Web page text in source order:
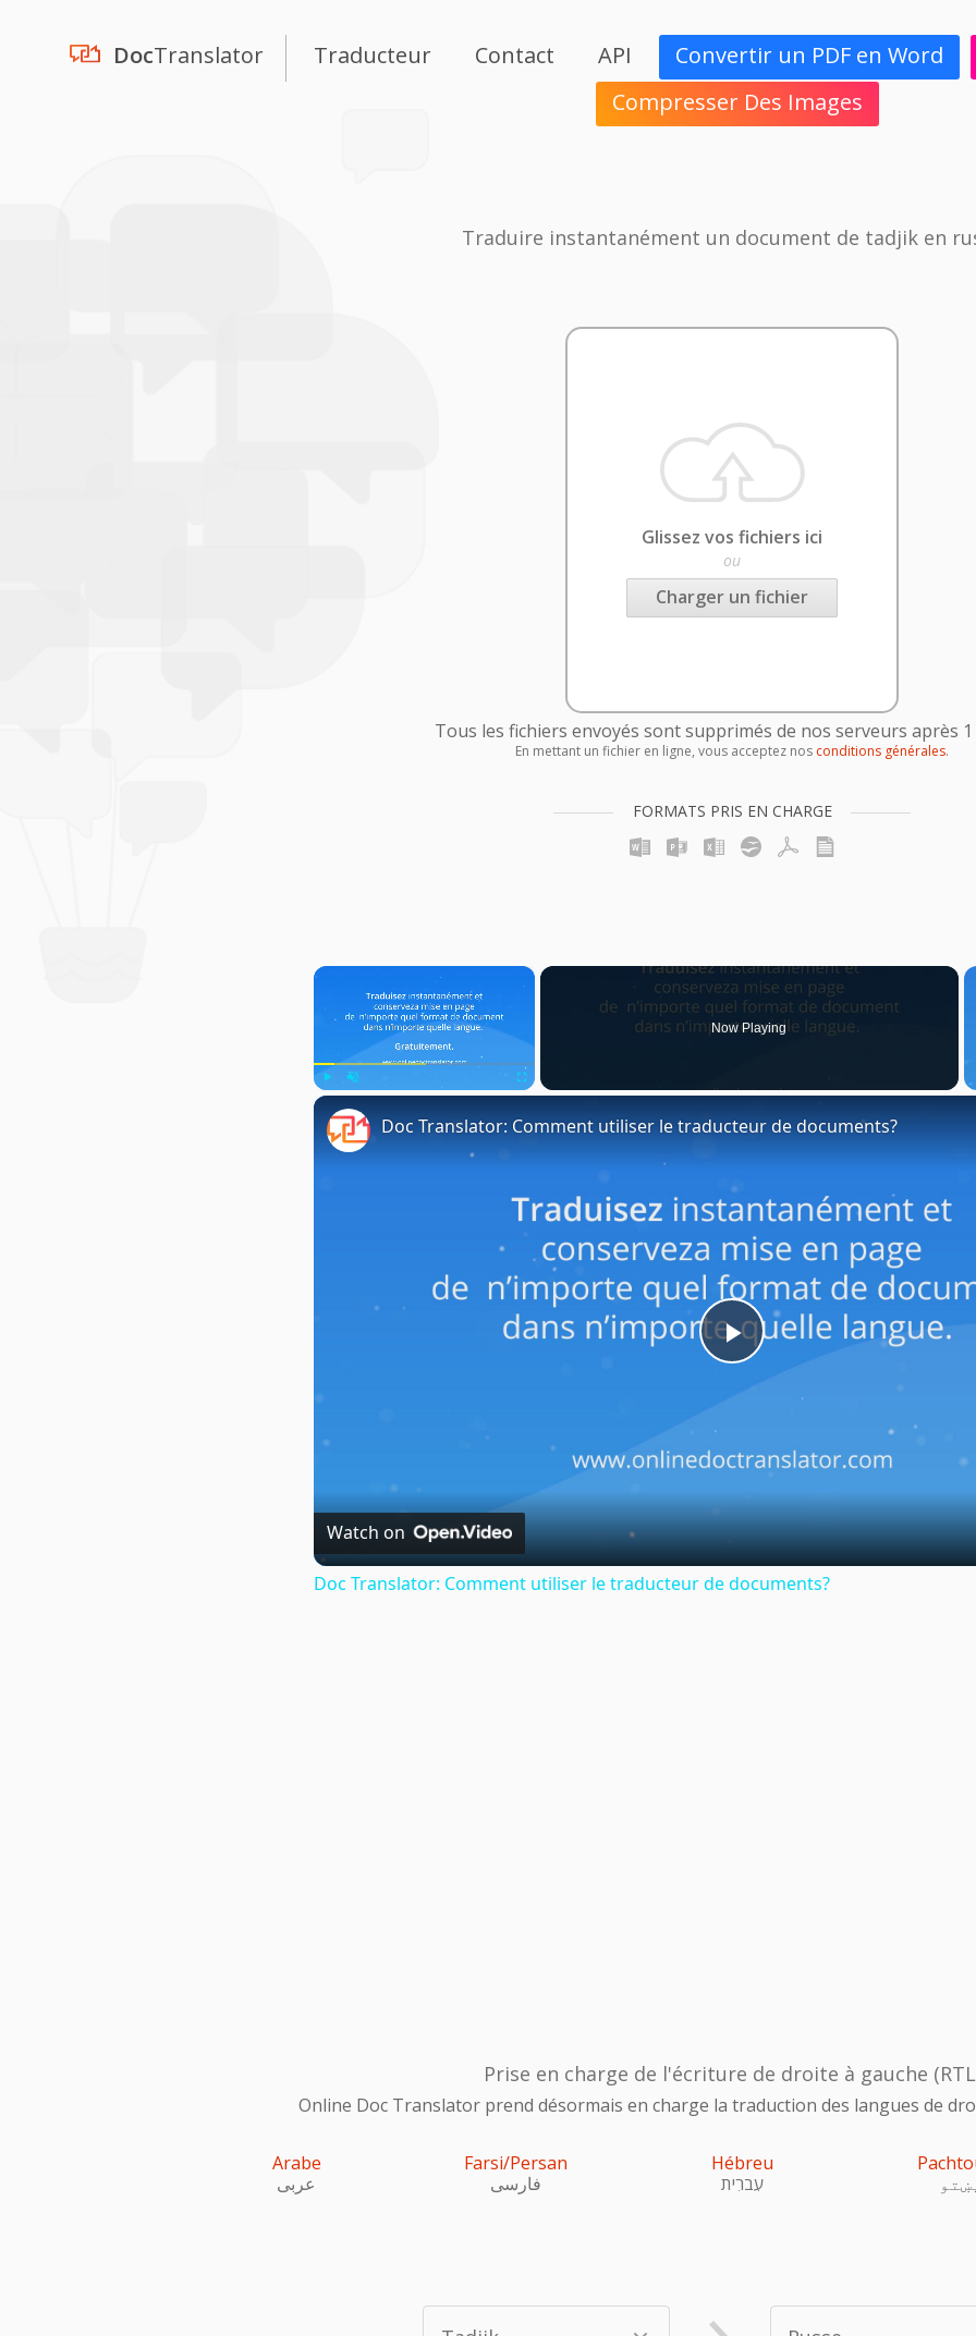
DocTranslator Traducteur Contact API
Convertir un PDF en Word
Compresser Des Images
Traduire instantanément un document de tadjik en
Glissez vos fichiers ici
ou
Charger un fichier
Tous les fichiers envoyés sont supprimés de nos serveurs après
En mettant un fichier en ligne, vous acceptez nos conditions générales.
FORMATS PRIS EN CHARGE
×
Now Playing
Play
Doc Translator: Comment utiliser le traducteur de documents?
Watch on
Doc Translator: Comment utiliser le traducteur de documents?
Prise en charge de l'écriture de droite à gauche
Online Doc Translator prend désormais en charge la traduction des langues de
Arabe
عربى
Farsi/Persan
فارسی
Hébreu
עִברִית